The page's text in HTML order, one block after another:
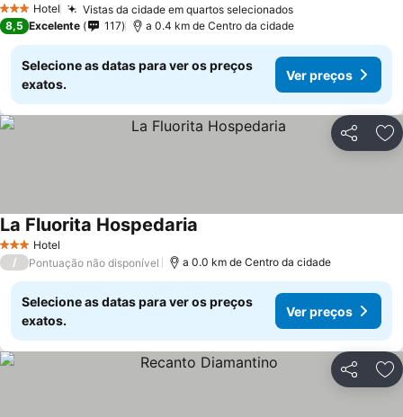
3 EstrelasHotel Vistas da cidade em quartos selecionados
8,5 Excelente 117 a 0.4 km de Centro da cidade
Selecione as datas para ver os preços
exatos.
Ver preços
Partilhar
3 EstrelasHotel
La Fluorita Hospedaria
/ Pontuação não disponível a 0.0 km de Centro da cidade
Selecione as datas para ver os preços
exatos.
Ver preços
Partilhar